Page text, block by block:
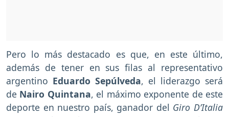
Pero lo más destacado es que, en este último,
además de tener en sus filas al representativo
argentino Eduardo Sepúlveda, el liderazgo será
de Nairo Quintana, el máximo exponente de este
deporte en nuestro país, ganador del Giro D’Italia